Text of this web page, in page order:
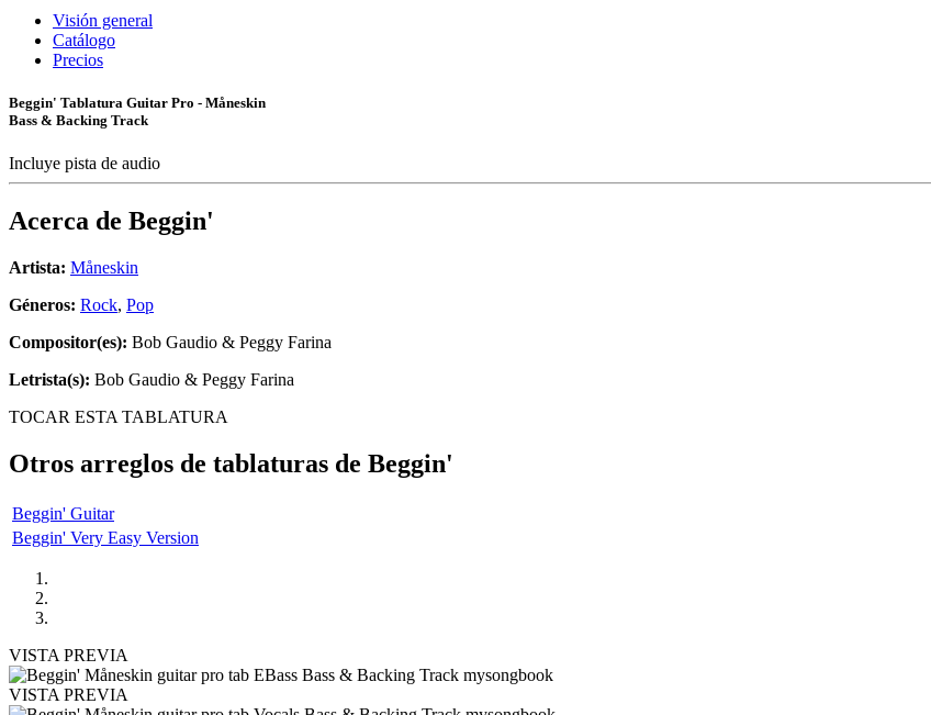
Visión general
Catálogo
Precios
Beggin' Tablatura Guitar Pro - Måneskin
Bass & Backing Track
Incluye pista de audio
Acerca de Beggin'
Artista: Måneskin
Géneros: Rock, Pop
Compositor(es): Bob Gaudio & Peggy Farina
Letrista(s): Bob Gaudio & Peggy Farina
TOCAR ESTA TABLATURA
Otros arreglos de tablaturas de Beggin'
Beggin' Guitar
Beggin' Very Easy Version
VISTA PREVIA
VISTA PREVIA